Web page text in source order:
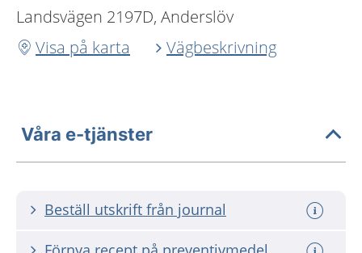
Landsvägen 2197D, Anderslöv
Visa på karta
Vägbeskrivning
Våra e-tjänster
Beställ utskrift från journal